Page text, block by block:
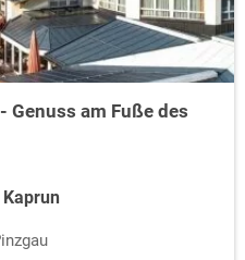
Genuss am Fuße des